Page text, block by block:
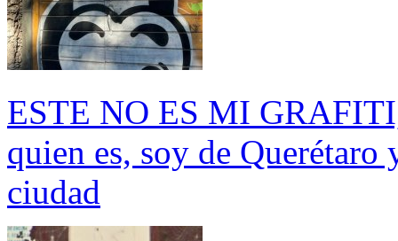
ESTE NO ES MI
quien es, soy de
ciudad